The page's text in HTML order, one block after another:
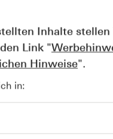
Inhalte
Link "
Hinweise".
in: